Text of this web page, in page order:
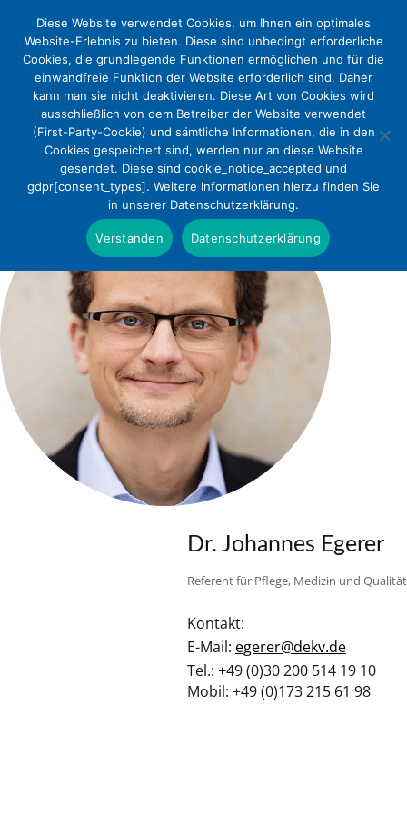
Dr. Johannes Egerer
Referent für Pflege, Medizin und Qualität
Kontakt:
E-Mail: egerer@dekv.de
Tel.: +49 (0)30 200 514 19 10
Mobil: +49 (0)173 215 61 98
Diese Website verwendet Cookies, um Ihnen ein optimales
Website-Erlebnis zu bieten. Diese sind unbedingt erforderliche
Cookies, die grundlegende Funktionen ermöglichen und für die
einwandfreie Funktion der Website erforderlich sind. Daher
kann man sie nicht deaktivieren. Diese Art von Cookies wird
ausschließlich von dem Betreiber der Website verwendet
(First-Party-Cookie) und sämtliche Informationen, die in den
Cookies gespeichert sind, werden nur an diese Website
gesendet. Diese sind cookie_notice_accepted und
gdpr[consent_types]. Weitere Informationen hierzu finden Sie
in unserer Datenschutzerklärung.
Verstanden Datenschutzerklärung